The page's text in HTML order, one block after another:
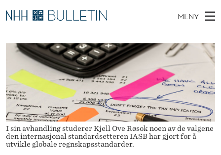
E
T
T
R
S
P
Ø
MENY
O
E
D
M
E
N
Y
Ø
T
T
S
T
D
E
T
Stipendiater og nye forskerprofiler
Disputaser
Ekspertutvalg
Om Bulletin
I sin avhandling studerer Kjell Ove Røsok noen av de valgene
den internasjonal standardsetteren IASB har gjort for å
utvikle globale regnskapsstandarder.